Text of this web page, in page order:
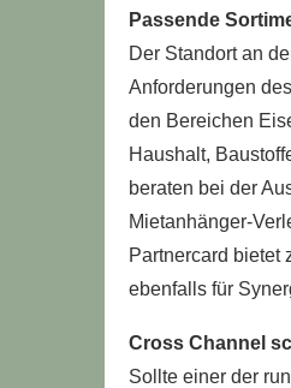
Passende
Der Standort an
Anforderungen
den Bereichen
Haushalt,
beraten bei der
Mietanhänger-
Partnercard bietet
ebenfalls für
Cross Channel
Sollte einer der